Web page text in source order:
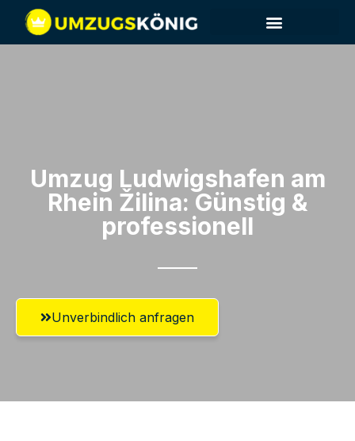
Umzug Ludwigshafen am
Rhein​ Žilina: Günstig &
professionell​
Unverbindlich anfragen